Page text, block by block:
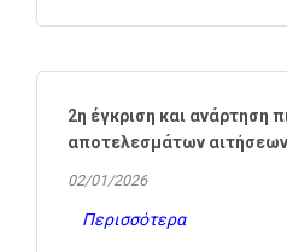
2η έγκριση και ανάρτηση
αποτελεσμάτων αιτήσεων
02/01/2026
Περισσότερα